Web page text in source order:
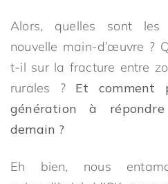
Alors, quelles sont
nouvelle main-d’œuvre ?
t-il sur la fracture entre
rurales ? Et comment
génération à
demain ?
Eh bien, nous